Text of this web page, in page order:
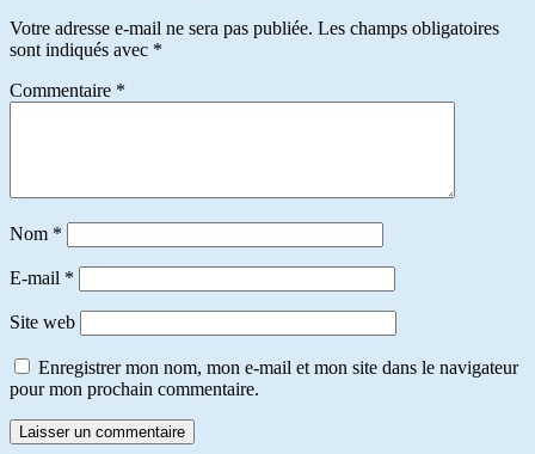
Votre adresse e-mail ne sera pas publiée. Les champs obligatoires
sont indiqués avec *
Commentaire *
Nom *
E-mail *
Site web
Enregistrer mon nom, mon e-mail et mon site dans le navigateur
pour mon prochain commentaire.